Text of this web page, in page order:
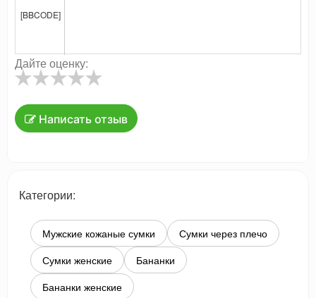
[BBCODE]
Дайте оценку:
Написать отзыв
Категории:
Мужские кожаные сумки
Сумки через плечо
Сумки женские
Бананки
Бананки женские